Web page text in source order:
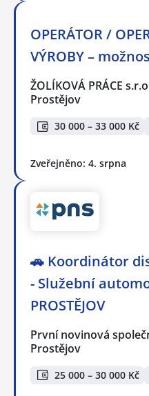
OPERÁTOR /
VÝROBY –
ŽOLÍKOVÁ PRÁCE
Prostějov
30 000 – 33 000 Kč
Zveřejněno: 4. srpna
🚗 Koordinátor
- Služební
PROSTĚJOV
První novinová
Prostějov
25 000 – 30 000 Kč